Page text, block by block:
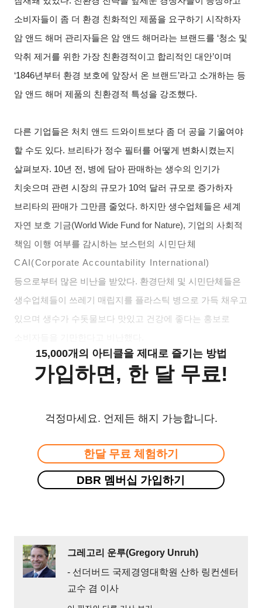
소비자들이 좀 더 환경 친화적인 제품을 요구하기 시작하자
암 앤드 해머 관리자들은 암 앤드 해머라는 브랜드를 ‘청소 및
악취 제거를 위한 가장 친환경적이고 합리적인 대안’이며
‘1846년부터 환경 보호에 앞장서 온 브랜드’라고 소개하는 등
암 앤드 해머 제품의 친환경적 특성을 강조했다.
다른 기업들은 처치 앤드 드와이트보다 좀 더 공을 기울여야
할 수도 있다. 브리타가 정수 필터를 어떻게 변화시켰는지
살펴보자. 10년 전, 병에 담아 판매하는 생수의 인기가
치솟으며 관련 시장의 규모가 10억 달러 규모로 증가하자
브리타의 판매가 그만큼 줄었다. 하지만 생수업체들은 세계
자연 보호 기금(World Wide Fund for Nature), 기업의 사회적
책임 이행 여부를 감시하는 보스턴의
시민단체
CAI(Corporate Accountability International)
등으로부터 많은 비난을 받았다. 환경단체 및 시민단체들은
생수업체들이 쓰레기 매립지를 플라스틱 병으로 가득 채우고
있으며 생수가 수돗물보다 맛있고 건강에 좋다는 홍보로
15,000개의 아티클을 제대로 즐기는 방법
가입하면, 한 달 무료!
걱정마세요. 언제든 해지 가능합니다.
한달 무료 체험하기
DBR 멤버십 가입하기
그레고리 운루(Gregory Unruh)
- 선더버드 국제경영대학원 산하 링컨센터
교수 겸 이사